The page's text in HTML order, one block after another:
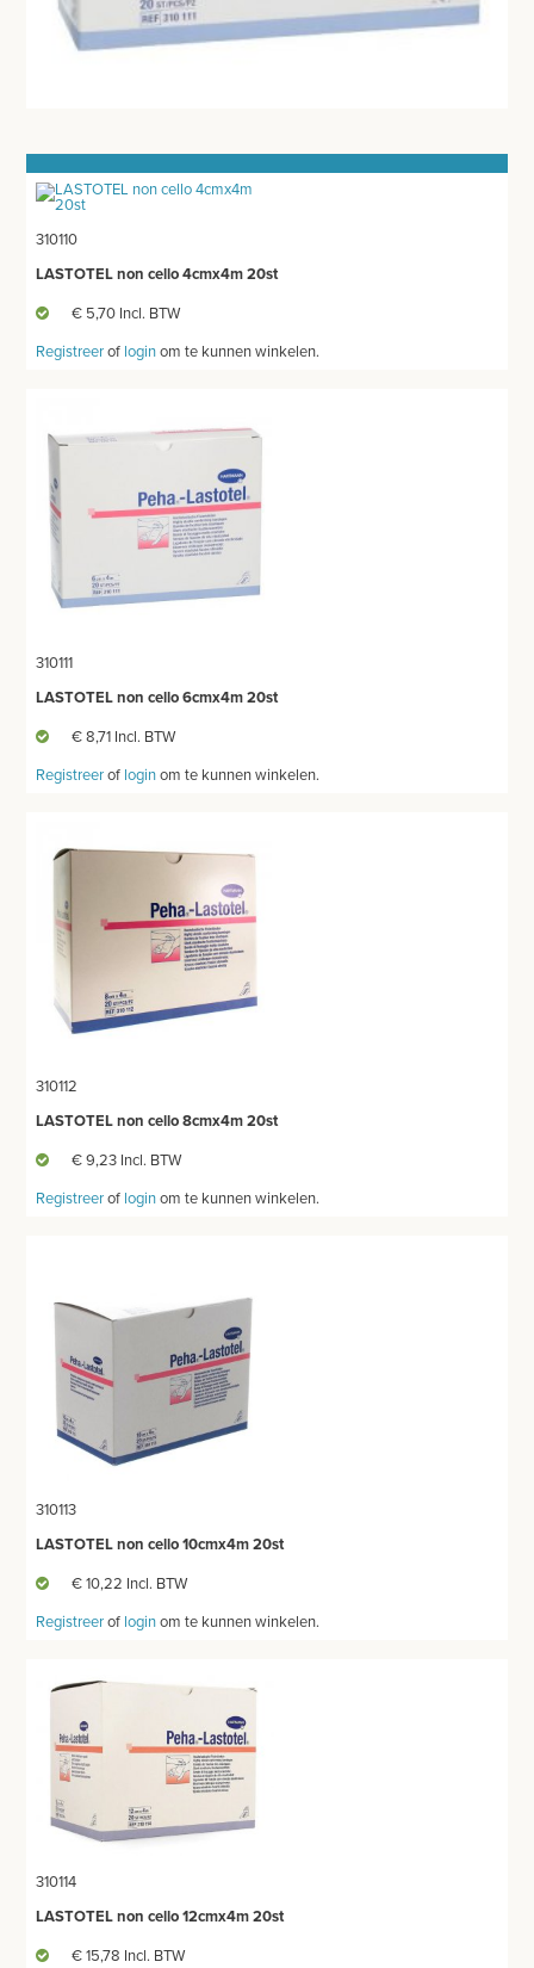
ORTHOPEDISCHE BRACES
HECHTINGSMATERIAAL
OPERATIE-PROTECTIEMATERIAAL
HYGIENE
THUISZORG
APPARATUUR EN DIAGNOSE
VERBRUIKSMATERIAAL
MEUBILAIR - INSTALLATIEMATERIAAL
TWEEDEHANDS - LIQUIDATIE
PRODUCT NIET GEVONDEN?
310110
LASTOTEL non cello 4cmx4m 20st
€ 5,70 Incl. BTW
Registreerof loginom te kunnen winkelen.
310111
LASTOTEL non cello 6cmx4m 20st
€ 8,71 Incl. BTW
Registreerof loginom te kunnen winkelen.
310112
LASTOTEL non cello 8cmx4m 20st
€ 9,23 Incl. BTW
Registreerof loginom te kunnen winkelen.
310113
LASTOTEL non cello 10cmx4m 20st
€ 10,22 Incl. BTW
Registreerof loginom te kunnen winkelen.
310114
LASTOTEL non cello 12cmx4m 20st
€ 15,78 Incl. BTW